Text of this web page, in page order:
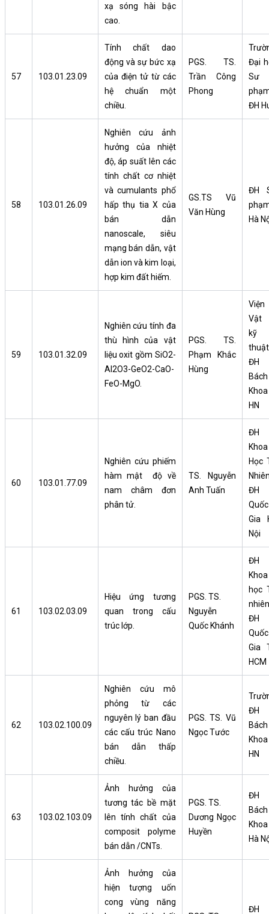
xạ sóng hài bậc
cao.
57 103.01.23.09
Tính chất dao
động và sự bức xạ
của điện tử từ các
hệ chuẩn một
chiều.
PGS. TS.
Trần Công
Phong
Đại
Sư
ĐH
58 103.01.26.09
Nghiên cứu ảnh
hưởng của nhiệt
độ, áp suất lên các
tính chất cơ nhiệt
và cumulants phổ
hấp thụ tia X của
bán dẫn
nanoscale, siêu
mạng bán dẫn, vật
dẫn ion và kim loại,
hợp kim đất hiếm.
GS.TS Vũ
Văn Hùng
ĐH
Hà
59 103.01.32.09
Nghiên cứu tính đa
thù hình của vật
liệu oxit gồm SiO2-
Al2O3-GeO2-CaO-
FeO-MgO.
PGS. TS.
Phạm Khắc
Hùng
Viện
Vật
kỹ
ĐH
Bách
Khoa
HN
60 103.01.77.09
Nghiên cứu phiếm
hàm mật độ về
nam châm đơn
phân tử.
TS. Nguyễn
Anh Tuấn
ĐH
Khoa
Học
ĐH
Quốc
Gia
Nội
61 103.02.03.09
Hiệu ứng tương
quan trong cấu
trúc lớp.
PGS. TS.
Nguyễn
Quốc Khánh
ĐH
Khoa
học
ĐH
Quốc
Gia
HCM
62 103.02.100.09
Nghiên cứu mô
phỏng từ các
nguyên lý ban đầu
các cấu trúc Nano
bán dẫn thấp
chiều.
PGS. TS. Vũ
Ngọc Tước
ĐH
Bách
Khoa
HN
63 103.02.103.09
Ảnh hưởng của
tương tác bề mặt
lên tính chất của
composit polyme
bán dẫn /CNTs.
PGS. TS.
Dương Ngọc
Huyền
ĐH
Bách
Khoa
Hà
Ảnh hưởng của
hiện tượng uốn
cong vùng năng
ĐH